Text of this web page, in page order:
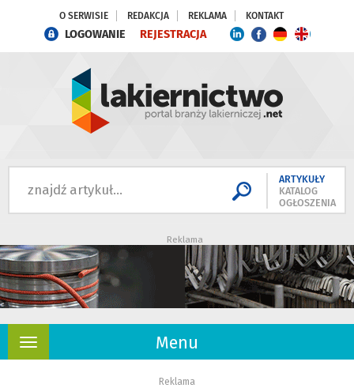
O SERWISIE REDAKCJA REKLAMA KONTAKT
LOGOWANIE REJESTRACJA
ARTYKUŁY
KATALOG
OGŁOSZENIA
Reklama
Menu
Rozwiń
Reklama